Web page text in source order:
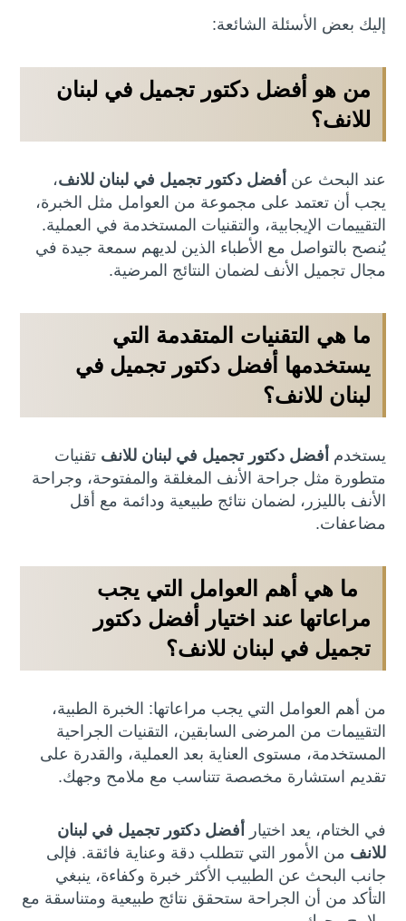
إليك بعض الأسئلة الشائعة:
من هو أفضل دكتور تجميل في لبنان
للانف؟
عند البحث عن أفضل دكتور تجميل في لبنان للانف،
يجب أن تعتمد على مجموعة من العوامل مثل الخبرة،
التقييمات الإيجابية، والتقنيات المستخدمة في العملية.
يُنصح بالتواصل مع الأطباء الذين لديهم سمعة جيدة في
مجال تجميل الأنف لضمان النتائج المرضية.
ما هي التقنيات المتقدمة التي
يستخدمها أفضل دكتور تجميل في
لبنان للانف؟
يستخدم أفضل دكتور تجميل في لبنان للانف تقنيات
متطورة مثل جراحة الأنف المغلقة والمفتوحة، وجراحة
الأنف بالليزر، لضمان نتائج طبيعية ودائمة مع أقل
مضاعفات.
ما هي أهم العوامل التي يجب
مراعاتها عند اختيار
أفضل دكتور
تجميل في لبنان للانف؟
من أهم العوامل التي يجب مراعاتها: الخبرة الطبية،
التقييمات من المرضى السابقين، التقنيات الجراحية
المستخدمة، مستوى العناية بعد العملية، والقدرة على
تقديم استشارة مخصصة تتناسب مع ملامح وجهك.
في الختام، يعد اختيار
أفضل دكتور تجميل في لبنان
للانف من الأمور التي تتطلب دقة وعناية فائقة. فإلى
جانب البحث عن الطبيب الأكثر خبرة وكفاءة، ينبغي
التأكد من أن الجراحة ستحقق نتائج طبيعية ومتناسقة مع